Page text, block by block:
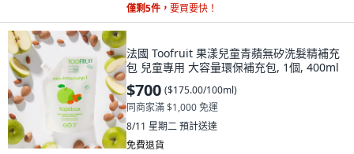
僅剩5件， 要買要快！
法國 Toofruit 果漾兒童青蘋無矽洗髮精補充
包 兒童專用 大容量環保補充包, 1個, 400ml
$700 ($175.00/100ml)
同商家滿 $1,000 免運
8/11 星期二預計送達
免費退貨